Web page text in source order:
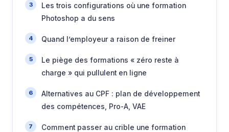
Les trois configurations où une formation
Photoshop a du sens
Quand l’employeur a raison de freiner
Le piège des formations « zéro reste à
charge » qui pullulent en ligne
Alternatives au CPF : plan de développement
des compétences, Pro-A, VAE
Comment passer au crible une formation